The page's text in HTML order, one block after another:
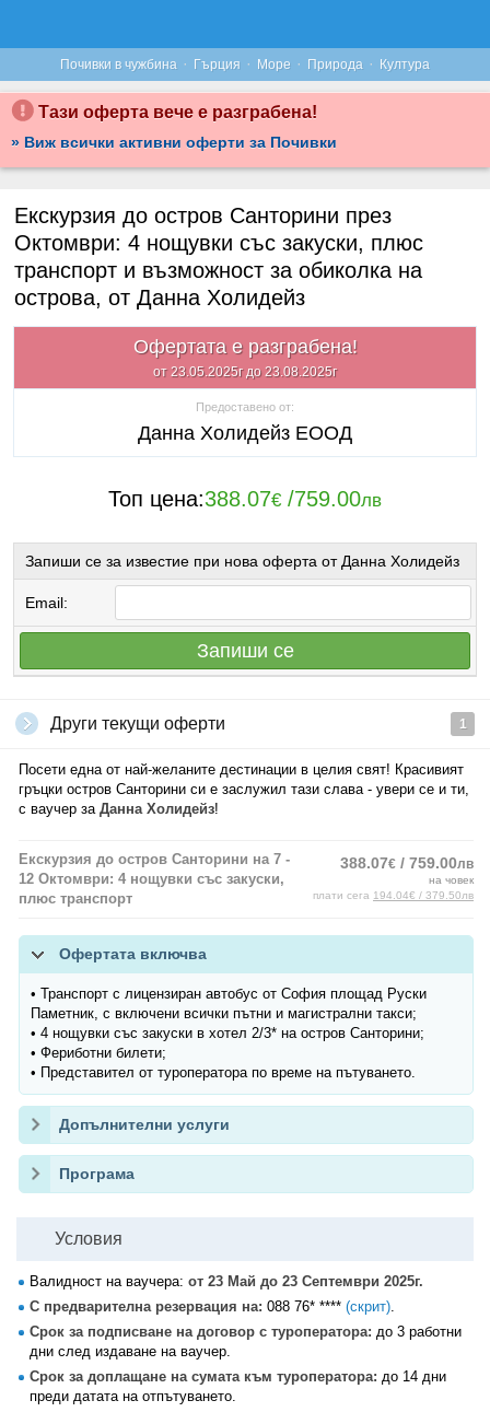
Почивки в чужбина · Гърция · Море · Природа · Култура
Тази оферта вече е разграбена!
» Виж всички активни оферти за Почивки
Екскурзия до остров Санторини през
Октомври: 4 нощувки със закуски, плюс
транспорт и възможност за обиколка на
острова, от Данна Холидейз
Офертата е разграбена!
от 23.05.2025г до 23.08.2025г
Предоставено от:
Данна Холидейз ЕООД
Топ цена:388.07€ /759.00лв
Запиши се за известие при нова оферта от Данна Холидейз
Email:
Запиши се
Други текущи оферти 1
Посети една от най-желаните дестинации в целия свят! Красивият
гръцки остров Санторини си е заслужил тази слава - увери се и ти,
с ваучер за Данна Холидейз!
Екскурзия до остров Санторини на 7 -
12 Октомври: 4 нощувки със закуски,
плюс транспорт
388.07€ / 759.00лв
на човек
плати сега 194.04€ / 379.50лв
Офертата включва
• Транспорт с лицензиран автобус от София площад Руски
Паметник, с включени всички пътни и магистрални такси;
• 4 нощувки със закуски в хотел 2/3* на остров Санторини;
• Фериботни билети;
• Представител от туроператора по време на пътуването.
Допълнителни услуги
Програма
Условия
Валидност на ваучера: от 23 Май до 23 Септември 2025г.
С предварителна резервация на: 088 76* **** (скрит).
Срок за подписване на договор с туроператора: до 3 работни
дни след издаване на ваучер.
Срок за доплащане на сумата към туроператора: до 14 дни
преди датата на отпътуването.